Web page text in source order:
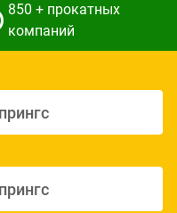
850 + прокатных
компаний